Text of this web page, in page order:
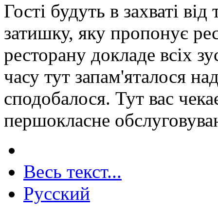
Гості будуть в захваті
затишку, яку пропонує
ресторану докладе всіх
часу тут запам'яталося
сподобалося. Тут вас
першокласне
Весь текст...
Русский